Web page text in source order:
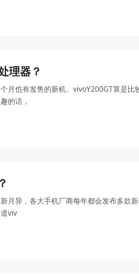
理器？
月也有发售的新机。vivoY200GT算是
的话，
月异，各大手机厂商每年都会发布多款
viv